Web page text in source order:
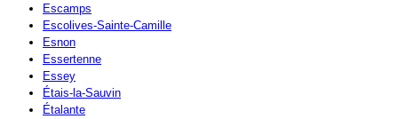
Escamps
Escolives-Sainte-Camille
Esnon
Essertenne
Essey
Étais-la-Sauvin
Étalante